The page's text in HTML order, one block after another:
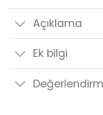
Açıklama
Ek bilgi